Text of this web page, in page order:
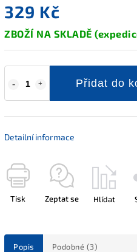
329 Kč
ZBOŽÍ NA SKLADĚ
Přidat do
Detailní informace
Tisk Zeptat se Hlídat
Popis Podobné (3)